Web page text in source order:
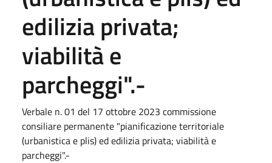
edilizia privata;
viabilità e
parcheggi".-
Verbale n. 01 del 17 ottobre 2023 commissione
consiliare permanente "pianificazione territoriale
(urbanistica e plis) ed edilizia privata; viabilità e
parcheggi".-